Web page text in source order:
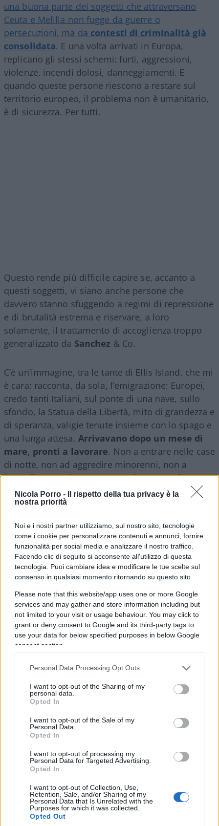
Nicola Porro -
Il rispetto della tua privacy è la
nostra priorità
Noi e i nostri partner utilizziamo, sul nostro sito, tecnologie
come i cookie per personalizzare contenuti e annunci, fornire
funzionalità per social media e analizzare il nostro traffico.
Facendo clic di seguito si acconsente all'utilizzo di questa
tecnologia. Puoi cambiare idea e modificare le tue scelte sul
consenso in qualsiasi momento ritornando su questo sito
Please note that this website/app uses one or more Google
services and may gather and store information including but
not limited to your visit or usage behaviour. You may click to
grant or deny consent to Google and its third-party tags to
use your data for below specified purposes in below Google
consent section.
Personal Data Processing Opt Outs
I want to opt-out of the Sharing of my
personal data.
Opted In
I want to opt-out of the Sale of my
Personal Data.
Opted In
I want to opt-out of processing my
Personal Data for Targeted Advertising.
Opted In
I want to opt-out of Collection, Use,
Retention, Sale, and/or Sharing of my
Personal Data that Is Unrelated with the
Purposes for which it was collected.
Opted Out
una buona parte dei soggetti che attraversano
Ceuta e Melilla non fugge da guerre o
persecuzioni, ma da contesti di criminalità già
consolidata. E una volta arrivati in Europa,
replicano gli stessi schemi: furti, aggressioni,
violenze, incendi dolosi, danneggiamenti. E
quando queste persone riescono a restare sul
territorio europeo, il problema non è umanitario,
è di sicurezza. Per tutti.
Questo rende più difficile capire se, accanto a
questi soggetti, vi siano anche persone che
davvero stanno sfuggendo a regimi di repressione
e di brutalità estrema e riservare, a loro
solamente, il trattamento di accoglienza troppo
generalizzato da Sanchez & Co.
C’è un’immagine, tra le tante di Ellis Island, che mi
è cara: racconta, da sola, l’emigrazione: Europei,
credo tanti Italiani, sul ponte di una nave, sullo
sfondo, la Statua della Libertà, mito di grandezza e
di speranza, valigie tenute insieme con lo spago e
una lunga attesa. Arrivavano dopo un mese di
mare, pronti a lavorare. Non a entrare nelle case
di notte, non ad aggredire minorenni, non a
incendiare autobus. Questa, solo questa, è
emigrazione.
La retorica dell’accoglienza non regge davanti ai
fatti. Non si tratta di negare il diritto d’asilo a chi
ne ha titolo, ma diriconoscere che una parte di
chi entra irregolarmente porta violenza. E
ignorarlo significa esporre le città europee,
soprattutto le donne, a rischi che non hanno
chiesto di correre.
Teresa Casamichela, 8 agosto 2026